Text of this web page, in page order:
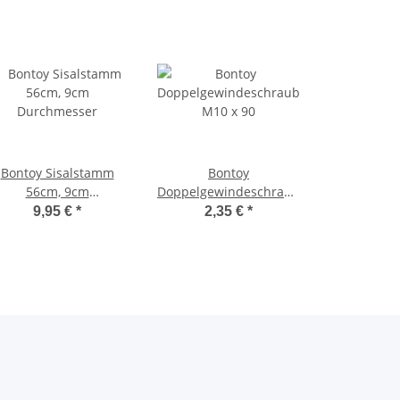
Bontoy Sisalstamm
56cm, 9cm
Durchmesser
9,95 € *
Bontoy
Doppelgewindeschraube
M10 x 90
2,35 € *